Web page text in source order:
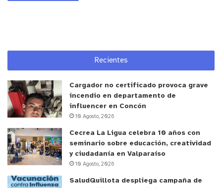
y tú, ¿qué opinas?
Recientes
Cargador no certificado provoca grave
incendio en departamento de
influencer en Concón
10 Agosto, 2026
Cecrea La Ligua celebra 10 años con
seminario sobre educación, creatividad
y ciudadanía en Valparaíso
10 Agosto, 2026
SaludQuillota despliega campaña de